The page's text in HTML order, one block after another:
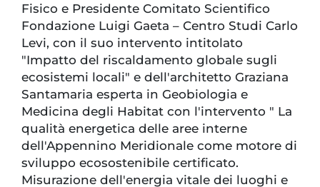
Fisico e Presidente Comitato Scientifico
Fondazione Luigi Gaeta – Centro Studi Carlo
Levi, con il suo intervento intitolato
"Impatto del riscaldamento globale sugli
ecosistemi locali" e dell'architetto Graziana
Santamaria esperta in Geobiologia e
Medicina degli Habitat con l'intervento " La
qualità energetica delle aree interne
dell'Appennino Meridionale come motore di
sviluppo ecosostenibile certificato.
Misurazione dell'energia vitale dei luoghi e